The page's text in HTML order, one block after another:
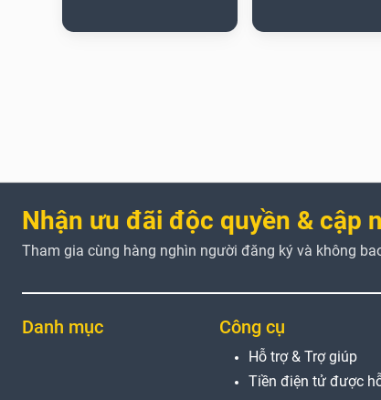
Nhận ưu đãi độc quyền & cập
Tham gia cùng hàng nghìn người đăng ký và không
Danh mục Công cụ
Hỗ trợ & Trợ giúp
Tiền điện tử được